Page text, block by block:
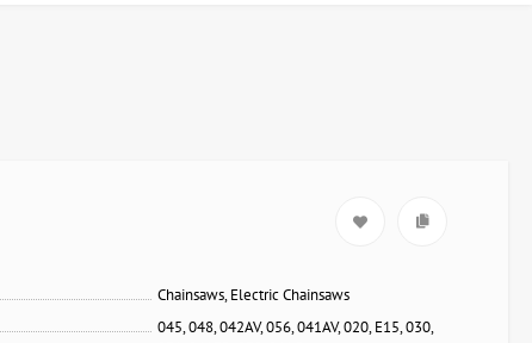
Chainsaws, Electric Chainsaws
045, 048, 042AV, 056, 041AV, 020, E15, 030,